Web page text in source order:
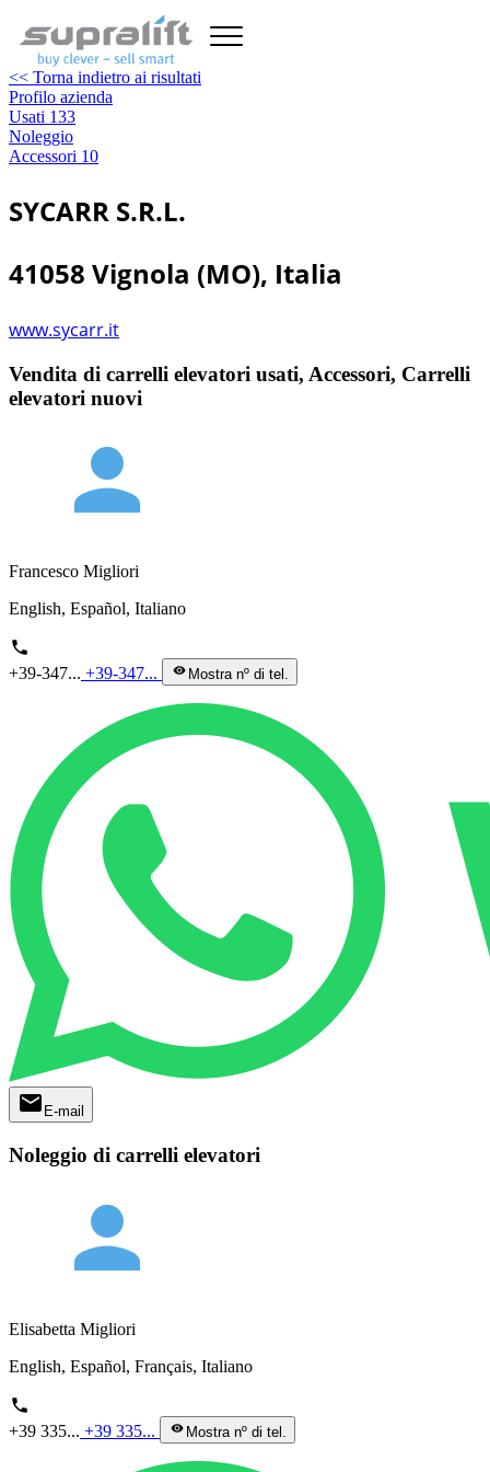
<< Torna indietro ai risultati
Profilo azienda
Usati 133
Noleggio
Accessori 10
SYCARR S.R.L.
41058 Vignola (MO), Italia
www.sycarr.it
Vendita di carrelli elevatori usati, Accessori, Carrelli
elevatori nuovi
person
Francesco Migliori
English, Español, Italiano
phone
+39-347... +39-347... visibility Mostra nº di tel.
mail E-mail
Noleggio di carrelli elevatori
person
Elisabetta Migliori
English, Español, Français, Italiano
phone
+39 335... +39 335... visibility Mostra nº di tel.